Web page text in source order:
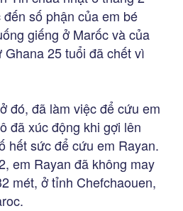
số phận của em bé
giếng ở Marốc và của
25 tuổi đã chết vì
đó, đã làm việc để cứu em
đã xúc động khi gợi lên
hết sức để cứu em Rayan.
em Rayan đã không may
mét, ở tỉnh Chefchaouen,